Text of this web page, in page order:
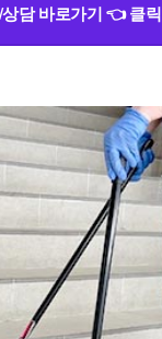
담 바로가기 👈 클릭